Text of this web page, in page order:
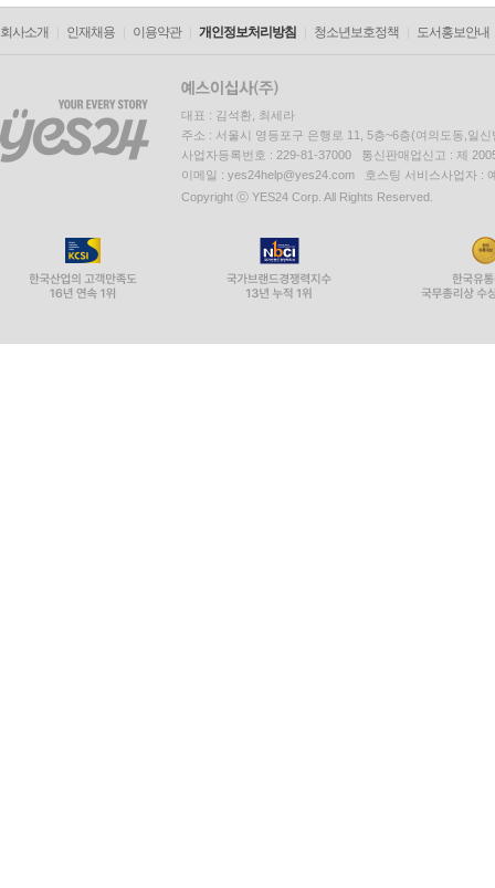
회사소개 인재채용 이용약관 개인정보처리방침 청소년보호정책 도서홍보안내
대표 : 김석환, 최세라
주소 : 서울시 영등포구 은행로 11, 5층~6층(여의도동,일신
사업자등록번호 : 229-81-37000 통신판매업신고 : 제
이메일 : yes24help@yes24.com 호스팅 서비스사업자 :
Copyright ⓒ YES24 Corp. All Rights Reserved.